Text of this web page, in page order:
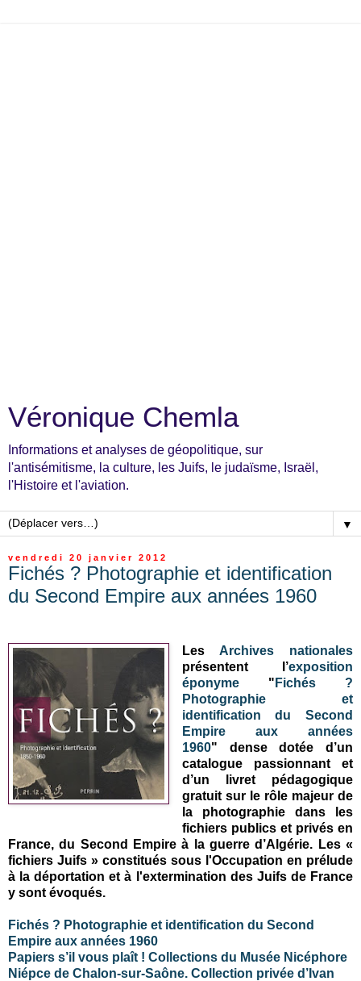
Véronique Chemla
Informations et analyses de géopolitique, sur
l'antisémitisme, la culture, les Juifs, le judaïsme, Israël,
l'Histoire et l'aviation.
▼
vendredi 20 janvier 2012
Fichés ? Photographie et identification
du Second Empire aux années 1960
Les Archives nationales
présentent l’exposition
éponyme" Fichés ?
Photographie et
identification du Second
Empire aux années
1960" dense dotée d’un
catalogue passionnant et
d’un livret pédagogique
gratuit sur le rôle majeur de
la photographie dans les
fichiers publics et privés en
France, du Second Empire à la guerre d’Algérie. Les «
fichiers Juifs » constitués sous l'Occupation en prélude
à la déportation et à l'extermination des Juifs de France
y sont évoqués.
Fichés ? Photographie et identification du Second
Empire aux années 1960
Papiers s’il vous plaît ! Collections du Musée Nicéphore
Niépce de Chalon-sur-Saône. Collection privée d’Ivan